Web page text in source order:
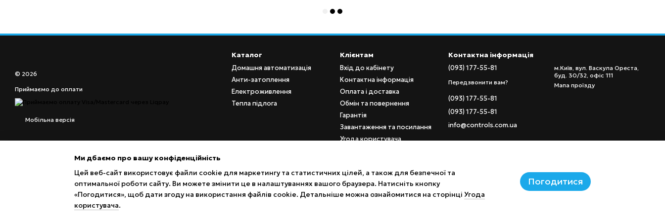
© 2026
Приймаємо до оплати
Мобільна версія
Каталог
Домашня автоматизація
Анти-затоплення
Електроживлення
Тепла підлога
Клієнтам
Вхід до кабінету
Контактна інформація
Оплата і доставка
Обмін та повернення
Гарантія
Завантаження та посилання
Угода користувача
Ми в соцмережах
Контактна інформація
(093) 177-55-81
Передзвонити вам?
(093) 177-55-81
(093) 177-55-81
info@controls.com.ua
м.Київ, вул. Васкула Ореста,
буд. 30/32, офіс 111
Мапа проїзду
Ми дбаємо про вашу конфіденційність
Цей веб-сайт використовує файли cookie для маркетингу та статистичних цілей, а також для безпечної та
оптимальної роботи сайту. Ви можете змінити це в налаштуваннях вашого браузера. Натисніть кнопку
«Погодитися», щоб дати згоду на використання файлів cookie. Детальніше можна ознайомитися на сторінці Угода
користувача.
Погодитися